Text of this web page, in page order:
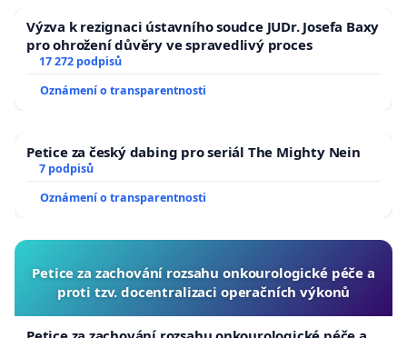
Výzva k rezignaci ústavního soudce JUDr. Josefa Baxy
pro ohrožení důvěry ve spravedlivý proces
17 272 podpisů
Oznámení o transparentnosti
Petice za český dabing pro seriál The Mighty Nein
7 podpisů
Oznámení o transparentnosti
Petice za zachování rozsahu onkourologické péče a
proti tzv. docentralizaci operačních výkonů